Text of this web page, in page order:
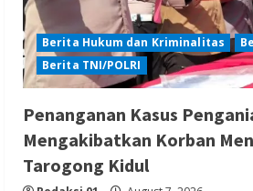
Berita Hukum dan Kriminalitas
Berita TNI/POLRI
Penanganan Kasus
Mengakibatkan Korban
Tarogong Kidul